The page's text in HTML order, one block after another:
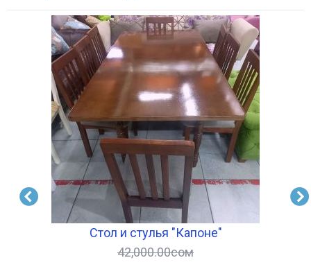
Стол и стулья "Капоне"
42,000.00сом